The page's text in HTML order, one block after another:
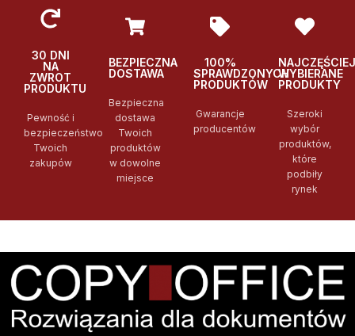
30 DNI
NA
ZWROT
PRODUKTU
Pewność i
bezpieczeństwo
Twoich
zakupów
BEZPIECZNA
DOSTAWA
Bezpieczna
dostawa
Twoich
produktów
w dowolne
miejsce
100%
SPRAWDZONYCH
PRODUKTÓW
Gwarancje
producentów
NAJCZĘŚCIEJ
WYBIERANE
PRODUKTY
Szeroki
wybór
produktów,
które
podbiły
rynek